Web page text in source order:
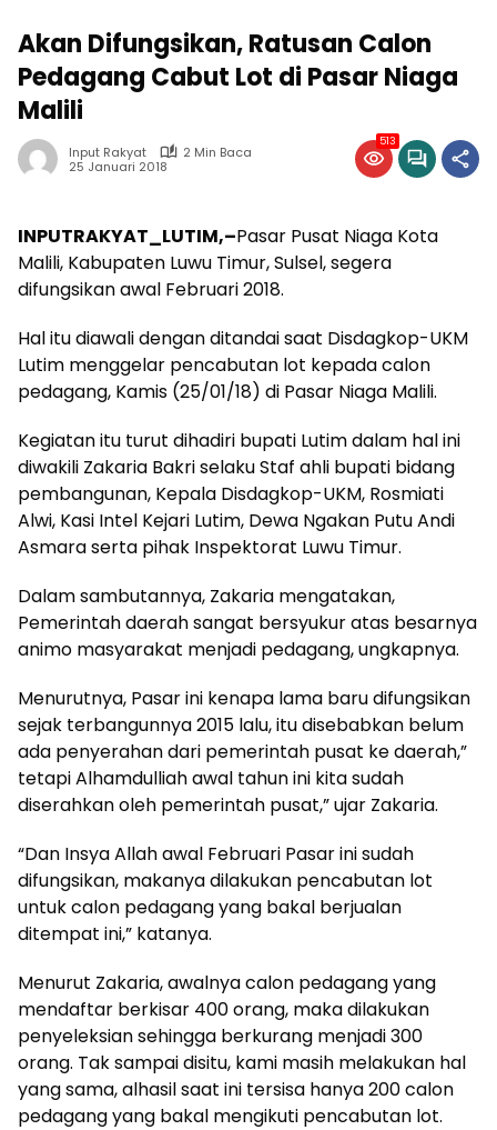
Akan Difungsikan, Ratusan Calon
Pedagang Cabut Lot di Pasar Niaga
Malili
Input Rakyat
2 Min Baca
25 Januari 2018
513
INPUTRAKYAT_LUTIM,–Pasar Pusat Niaga Kota
Malili, Kabupaten Luwu Timur, Sulsel, segera
difungsikan awal Februari 2018.
Hal itu diawali dengan ditandai saat Disdagkop-UKM
Lutim menggelar pencabutan lot kepada calon
pedagang, Kamis (25/01/18) di Pasar Niaga Malili.
Kegiatan itu turut dihadiri bupati Lutim dalam hal ini
diwakili Zakaria Bakri selaku Staf ahli bupati bidang
pembangunan, Kepala Disdagkop-UKM, Rosmiati
Alwi, Kasi Intel Kejari Lutim, Dewa Ngakan Putu Andi
Asmara serta pihak Inspektorat Luwu Timur.
Dalam sambutannya, Zakaria mengatakan,
Pemerintah daerah sangat bersyukur atas besarnya
animo masyarakat menjadi pedagang, ungkapnya.
Menurutnya, Pasar ini kenapa lama baru difungsikan
sejak terbangunnya 2015 lalu, itu disebabkan belum
ada penyerahan dari pemerintah pusat ke daerah,”
tetapi Alhamdulliah awal tahun ini kita sudah
diserahkan oleh pemerintah pusat,” ujar Zakaria.
“Dan Insya Allah awal Februari Pasar ini sudah
difungsikan, makanya dilakukan pencabutan lot
untuk calon pedagang yang bakal berjualan
ditempat ini,” katanya.
Menurut Zakaria, awalnya calon pedagang yang
mendaftar berkisar 400 orang, maka dilakukan
penyeleksian sehingga berkurang menjadi 300
orang. Tak sampai disitu, kami masih melakukan hal
yang sama, alhasil saat ini tersisa hanya 200 calon
pedagang yang bakal mengikuti pencabutan lot.